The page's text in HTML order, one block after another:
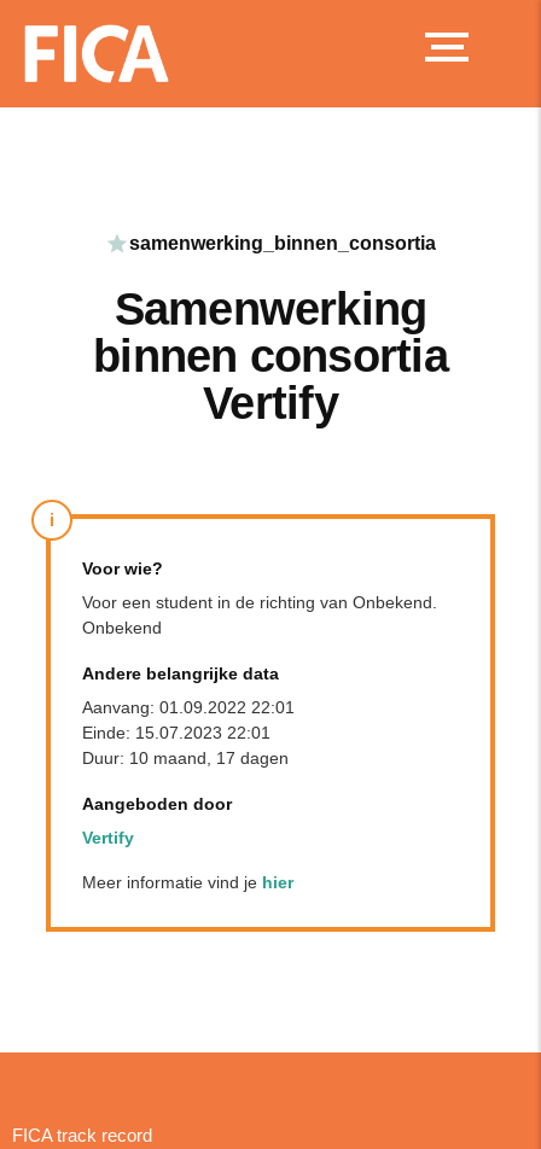
samenwerking_binnen_consortia
Samenwerking
binnen consortia
Vertify
i
Voor wie?
Voor een student in de richting van Onbekend.
Onbekend
Andere belangrijke data
Aanvang: 01.09.2022 22:01
Einde: 15.07.2023 22:01
Duur: 10 maand, 17 dagen
Aangeboden door
Vertify
Meer informatie vind je hier
FICA track record